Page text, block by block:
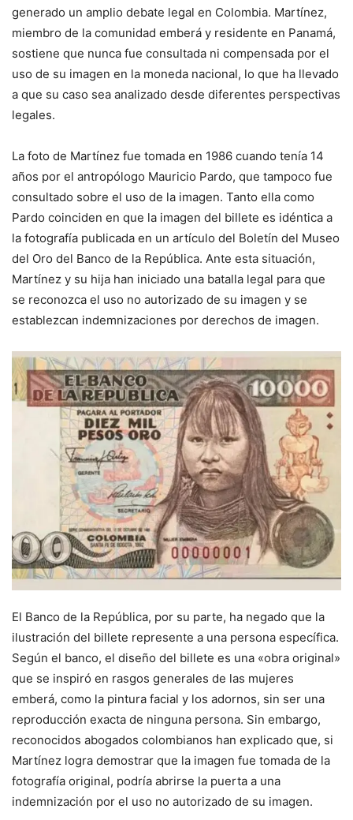
generado un amplio debate legal en Colombia. Martínez,
miembro de la comunidad emberá y residente en Panamá,
sostiene que nunca fue consultada ni compensada por el
uso de su imagen en la moneda nacional, lo que ha llevado
a que su caso sea analizado desde diferentes perspectivas
legales.
La foto de Martínez fue tomada en 1986 cuando tenía 14
años por el antropólogo Mauricio Pardo, que tampoco fue
consultado sobre el uso de la imagen. Tanto ella como
Pardo coinciden en que la imagen del billete es idéntica a
la fotografía publicada en un artículo del Boletín del Museo
del Oro del Banco de la República. Ante esta situación,
Martínez y su hija han iniciado una batalla legal para que
se reconozca el uso no autorizado de su imagen y se
establezcan indemnizaciones por derechos de imagen.
El Banco de la República, por su parte, ha negado que la
ilustración del billete represente a una persona específica.
Según el banco, el diseño del billete es una «obra original»
que se inspiró en rasgos generales de las mujeres
emberá, como la pintura facial y los adornos, sin ser una
reproducción exacta de ninguna persona. Sin embargo,
reconocidos abogados colombianos han explicado que, si
Martínez logra demostrar que la imagen fue tomada de la
fotografía original, podría abrirse la puerta a una
indemnización por el uso no autorizado de su imagen.